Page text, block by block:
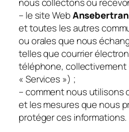
nous collectons ou
– le site Web
et toutes les autres
ou orales que nous
telles que courrier
téléphone, collectivement
« Services ») ;
– comment nous utilisons
et les mesures que nous
protéger ces informations.